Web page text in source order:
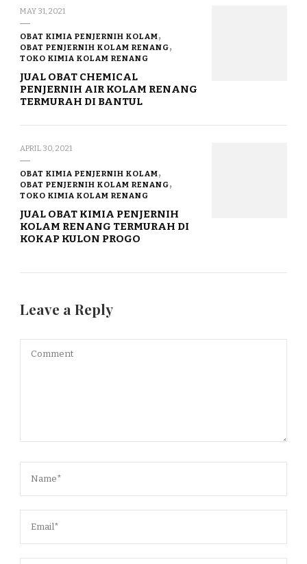
MAY 31, 2021
OBAT KIMIA PENJERNIH KOLAM
OBAT PENJERNIH KOLAM RENANG
TOKO KIMIA KOLAM RENANG
JUAL OBAT CHEMICAL
PENJERNIH AIR KOLAM RENANG
TERMURAH DI BANTUL
APRIL 30, 2021
OBAT KIMIA PENJERNIH KOLAM
OBAT PENJERNIH KOLAM RENANG
TOKO KIMIA KOLAM RENANG
JUAL OBAT KIMIA PENJERNIH
KOLAM RENANG TERMURAH DI
KOKAP KULON PROGO
Leave a Reply